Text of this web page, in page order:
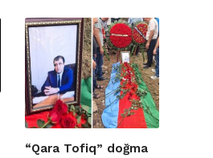
“Qara Tofiq” doğma